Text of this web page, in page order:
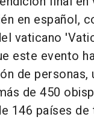
en español,
vaticano
este evento
de personas,
de 450
146 países